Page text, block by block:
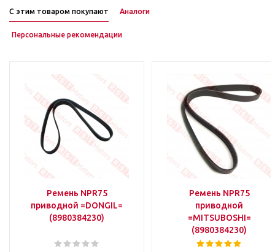
С этим товаром покупают Аналоги
Персональные рекомендации
Ремень NPR75
приводной =DONGIL=
(8980384230)
Ремень NPR75
приводной
=MITSUBOSHI=
(8980384230)